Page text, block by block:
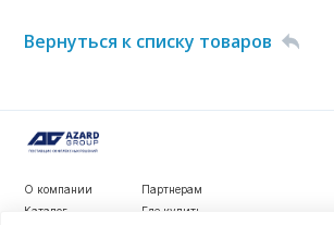
Вернуться к списку товаров
О компании
Каталог
Партнерам
Где купить